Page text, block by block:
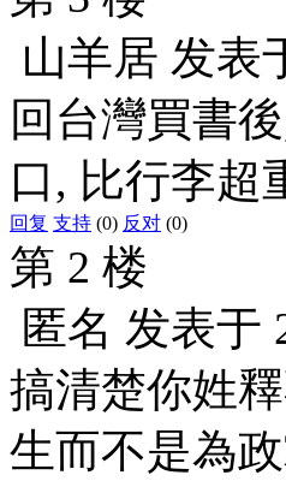
山羊居 发表
回台灣買書
口, 比行李超
回复 支持 (0) 反对 (0)
第 2 楼
匿名 发表于
搞清楚你姓
生而不是為